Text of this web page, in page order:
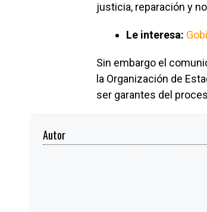
justicia, reparación y
Le interesa:
Sin embargo el
la Organización de
ser garantes del
Autor